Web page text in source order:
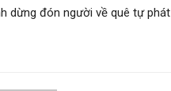
dừng đón người về quê tự phát